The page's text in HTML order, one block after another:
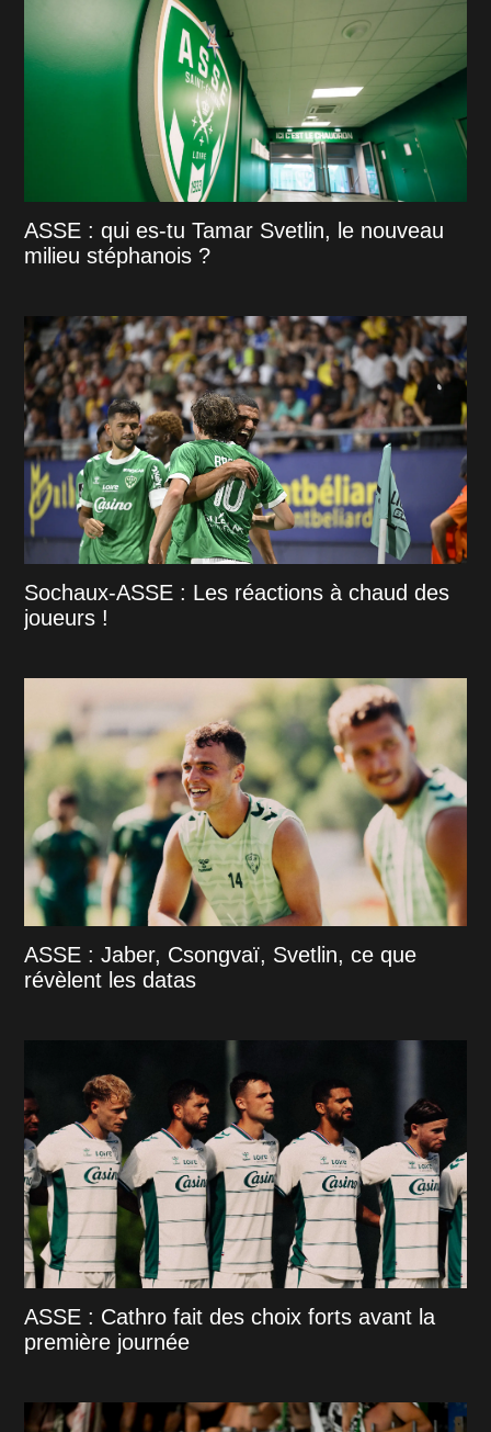
ASSE : qui es-tu Tamar Svetlin, le nouveau
milieu stéphanois ?
Sochaux-ASSE : Les réactions à chaud des
joueurs !
ASSE : Jaber, Csongvaï, Svetlin, ce que
révèlent les datas
ASSE : Cathro fait des choix forts avant la
première journée